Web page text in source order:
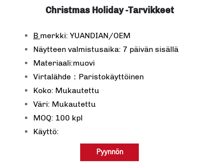
Christmas Holiday -tarvikkeet
B merkki: YUANDIAN/OEM
Näytteen valmistusaika: 7 päivän sisällä
Materiaali:muovi
Virtalähde：Paristokäyttöinen
Koko: Mukautettu
Väri: Mukautettu
MOQ: 100 kpl
Käyttö:
Pyynnön